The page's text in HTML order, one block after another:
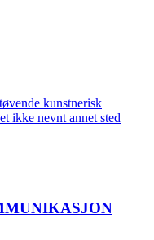
kunstnerisk
ikke nevnt annet sted